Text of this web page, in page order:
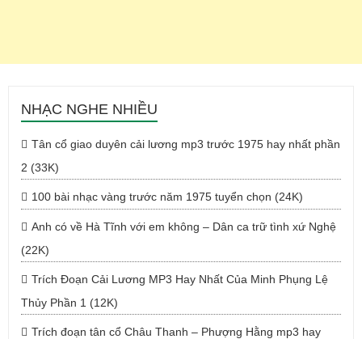
NHẠC NGHE NHIỀU
Tân cổ giao duyên cải lương mp3 trước 1975 hay nhất phần
2 (33K)
100 bài nhạc vàng trước năm 1975 tuyển chọn (24K)
Anh có về Hà Tĩnh với em không – Dân ca trữ tình xứ Nghệ
(22K)
Trích Đoạn Cải Lương MP3 Hay Nhất Của Minh Phụng Lệ
Thủy Phần 1 (12K)
Trích đoạn tân cổ Châu Thanh – Phượng Hằng mp3 hay